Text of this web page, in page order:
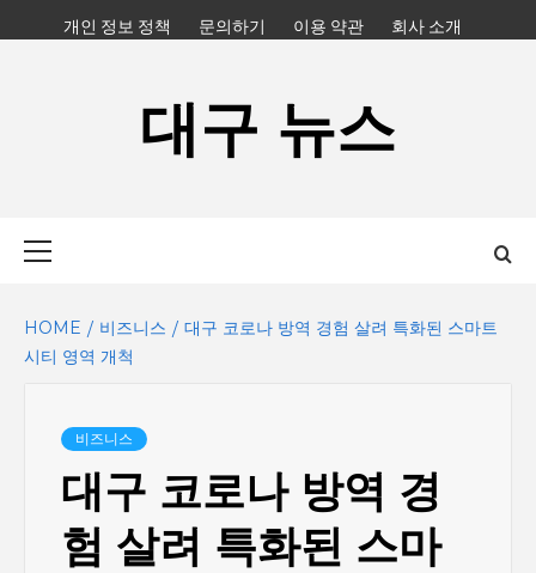
to
개인 정보 정책 문의하기 이용 약관 회사 소개
대구 뉴스
HOME 비즈니스
대구 코로나 방역 경험 살려 특화된 스마트
시티 영역 개척
비즈니스
대구 코로나 방역 경
험 살려 특화된 스마